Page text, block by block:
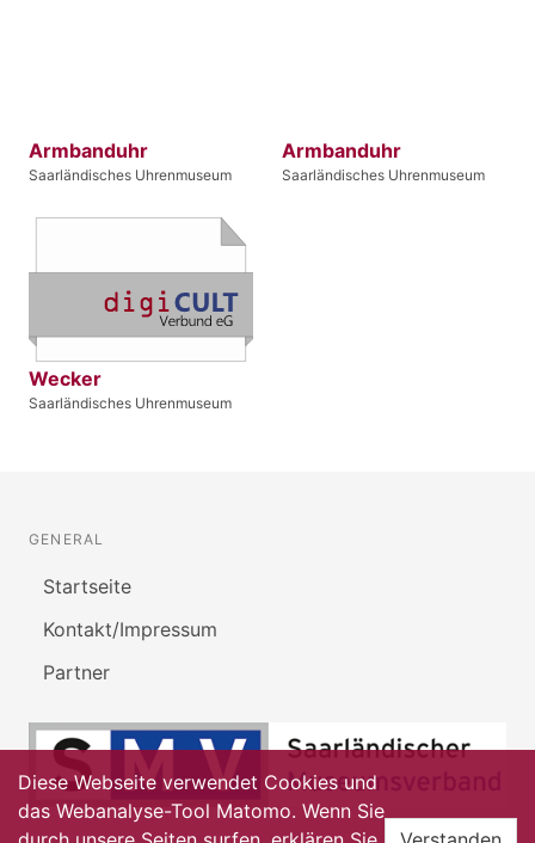
Armbanduhr
Saarländisches Uhrenmuseum
Armbanduhr
Saarländisches Uhrenmuseum
Wecker
Saarländisches Uhrenmuseum
GENERAL
Startseite
Kontakt/Impressum
Partner
Diese Webseite verwendet Cookies und
das Webanalyse-Tool Matomo. Wenn Sie